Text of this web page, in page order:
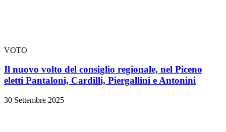
VOTO
Il nuovo volto del consiglio regionale, nel Piceno
eletti Pantaloni, Cardilli, Piergallini e Antonini
30 Settembre 2025